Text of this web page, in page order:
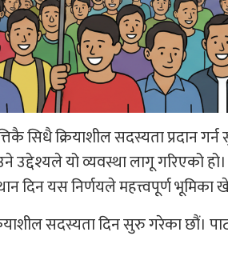
सिधै क्रियाशील सदस्यता प्रदान
यो व्यवस्था लागू गरिएको
दिन यस निर्णयले महत्त्वपूर्ण
सदस्यता दिन सुरु गरेका छौं।